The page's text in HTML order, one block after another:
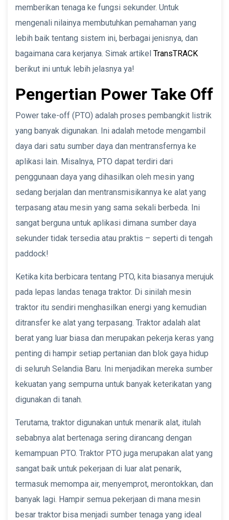
memberikan tenaga ke fungsi sekunder. Untuk
mengenali nilainya membutuhkan pemahaman yang
lebih baik tentang sistem ini, berbagai jenisnya, dan
bagaimana cara kerjanya. Simak artikel TransTRACK
berikut ini untuk lebih jelasnya ya!
Pengertian Power Take Off
Power take-off (PTO) adalah proses pembangkit listrik
yang banyak digunakan. Ini adalah metode mengambil
daya dari satu sumber daya dan mentransfernya ke
aplikasi lain. Misalnya, PTO dapat terdiri dari
penggunaan daya yang dihasilkan oleh mesin yang
sedang berjalan dan mentransmisikannya ke alat yang
terpasang atau mesin yang sama sekali berbeda. Ini
sangat berguna untuk aplikasi dimana sumber daya
sekunder tidak tersedia atau praktis – seperti di tengah
paddock!
Ketika kita berbicara tentang PTO, kita biasanya merujuk
pada lepas landas tenaga traktor. Di sinilah mesin
traktor itu sendiri menghasilkan energi yang kemudian
ditransfer ke alat yang terpasang. Traktor adalah alat
berat yang luar biasa dan merupakan pekerja keras yang
penting di hampir setiap pertanian dan blok gaya hidup
di seluruh Selandia Baru. Ini menjadikan mereka sumber
kekuatan yang sempurna untuk banyak keterikatan yang
digunakan di tanah.
Terutama, traktor digunakan untuk menarik alat, itulah
sebabnya alat bertenaga sering dirancang dengan
kemampuan PTO. Traktor PTO juga merupakan alat yang
sangat baik untuk pekerjaan di luar alat penarik,
termasuk memompa air, menyemprot, merontokkan, dan
banyak lagi. Hampir semua pekerjaan di mana mesin
besar traktor bisa menjadi sumber tenaga yang ideal